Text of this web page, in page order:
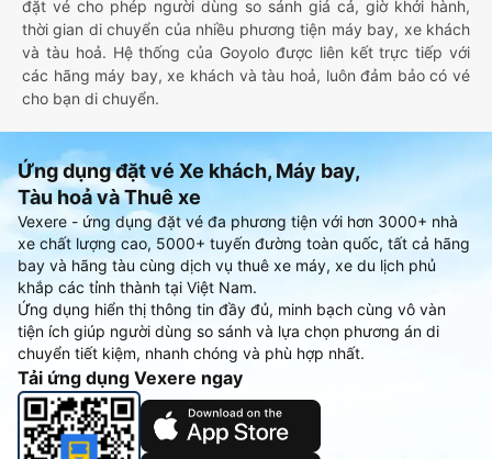
đặt vé cho phép người dùng so sánh giá cả, giờ khởi hành,
thời gian di chuyển của nhiều phương tiện máy bay, xe khách
và tàu hoả. Hệ thống của Goyolo được liên kết trực tiếp với
các hãng máy bay, xe khách và tàu hoả, luôn đảm bảo có vé
cho bạn di chuyển.
Ứng dụng đặt vé Xe khách, Máy bay,
Tàu hoả và Thuê xe
Vexere - ứng dụng đặt vé đa phương tiện với hơn 3000+ nhà
xe chất lượng cao, 5000+ tuyến đường toàn quốc, tất cả hãng
bay và hãng tàu cùng dịch vụ thuê xe máy, xe du lịch phủ
khắp các tỉnh thành tại Việt Nam.
Ứng dụng hiển thị thông tin đầy đủ, minh bạch cùng vô vàn
tiện ích giúp người dùng so sánh và lựa chọn phương án di
chuyển tiết kiệm, nhanh chóng và phù hợp nhất.
Tải ứng dụng Vexere ngay